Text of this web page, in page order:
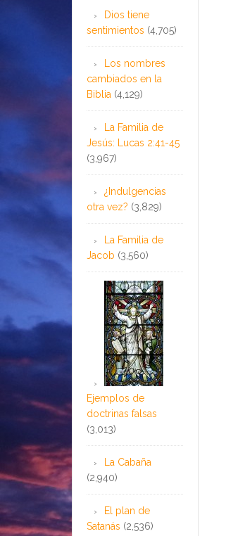
Dios tiene
sentimientos (4,705)
Los nombres
cambiados en la
Biblia (4,129)
La Familia de
Jesús: Lucas 2:41-45
(3,967)
¿Indulgencias
otra vez? (3,829)
La Familia de
Jacob (3,560)
Ejemplos de
doctrinas falsas
(3,013)
La Cabaña
(2,940)
El plan de
Satanás (2,536)